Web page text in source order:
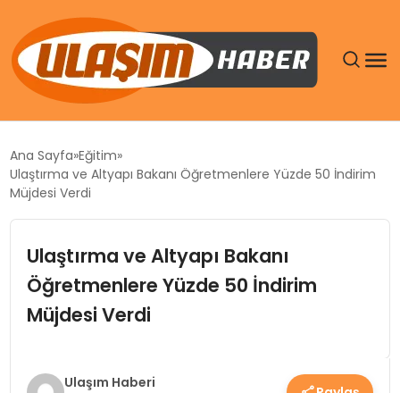
SIYASET
EKONOMI
SPOR
TEKNOLOJI
Ana Sayfa Eğitim
Ulaştırma ve Altyapı Bakanı Öğretmenlere Yüzde 50 İndirim
Müjdesi Verdi
Ulaştırma ve Altyapı Bakanı
Öğretmenlere Yüzde 50 İndirim
Müjdesi Verdi
Ulaşım Haberi